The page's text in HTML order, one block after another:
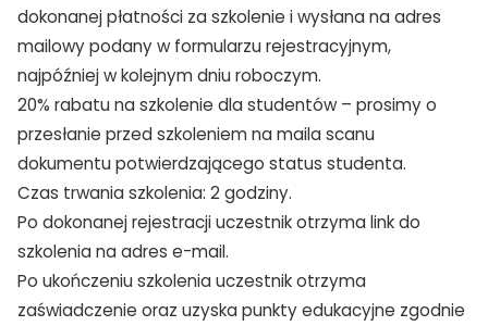
TAK, JESTEM PROFESIONALISTĄ
dokonanej płatności za szkolenie i wysłana na adres
mailowy podany w formularzu rejestracyjnym,
najpóźniej w kolejnym dniu roboczym.
20% rabatu na szkolenie dla studentów – prosimy o
przesłanie przed szkoleniem na maila scanu
dokumentu potwierdzającego status studenta.
Czas trwania szkolenia: 2 godziny.
Po dokonanej rejestracji uczestnik otrzyma link do
szkolenia na adres e-mail.
Po ukończeniu szkolenia uczestnik otrzyma
zaświadczenie oraz uzyska punkty edukacyjne zgodnie